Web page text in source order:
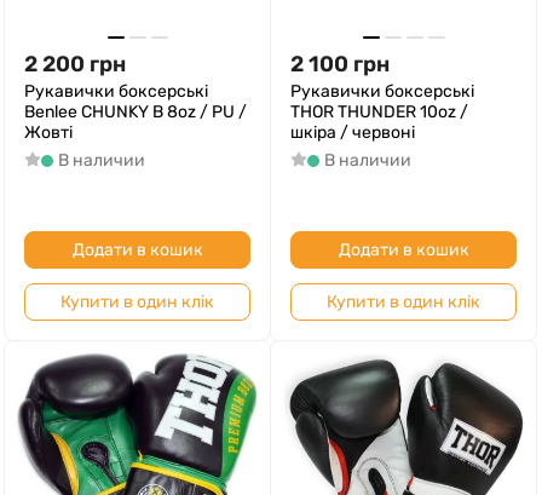
2 200 грн
Рукавички боксерські
Benlee CHUNKY B 8oz / PU /
Жовті
В наличии
Додати в кошик
Купити в один клік
2 100 грн
Рукавички боксерські
THOR THUNDER 10oz /
шкіра / червоні
В наличии
Додати в кошик
Купити в один клік